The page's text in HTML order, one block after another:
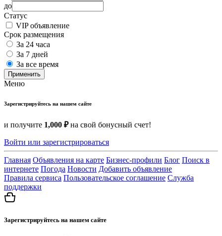
до
Статус
VIP объявление
Срок размещения
За 24 часа
За 7 дней
За все время
Применить
Меню
Зарегистрируйтесь на нашем сайте
и получите 1,000 ₽на свой бонусный счет!
Войти или зарегистрироваться
Главная Объявления на карте Бизнес-профили Блог Поиск в
интернете Погода Новости Добавить объявление
Правила сервиса Пользовательское соглашение Служба
поддержки
Зарегистрируйтесь на нашем сайте